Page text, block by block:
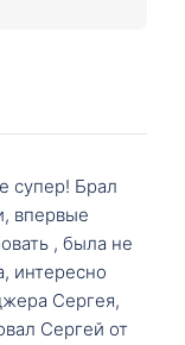
супер! Брал
впервые
, была не
интересно
Сергея,
Сергей от